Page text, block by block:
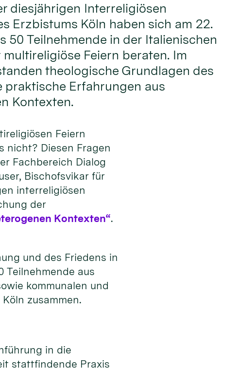
diesjährigen Interreligiösen
Erzbistums Köln haben sich am 22.
50 Teilnehmende in der Italienischen
Feiern beraten. Im
theologische Grundlagen des
praktische Erfahrungen aus
Kontexten.
Feiern
nicht? Diesen Fragen
Fachbereich Dialog
Bischofsvikar für
interreligiösen
der
Kontexten“.
und des Friedens in
Teilnehmende aus
kommunalen und
zusammen.
in die
stattfindende Praxis